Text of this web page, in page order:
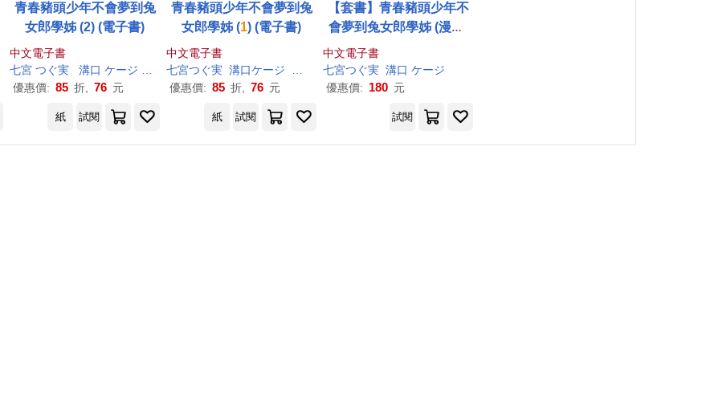
田一 哈泥蛙
青春豬頭少年不會夢到兔
女郎學姊 (2) (電子書)
中文電子書
七宮 つ ぐ実 溝口 ケージ 志田 一
哈泥蛙
優惠價: 85 折, 76 元
青春豬頭少年不會夢到兔
女郎學姊 (1) (電子書)
中文電子書
七宮つ ぐ実 溝口ケージ 田一 哈泥蛙
優惠價: 85 折, 76 元
【套書】青春豬頭少年不
會夢到兔女郎學姊 (漫畫)
(共2冊) (電子書)
中文電子書
七宮つ ぐ実 溝口 ケージ
優惠價: 180 元
紙 試閱 紙 試閱 試閱